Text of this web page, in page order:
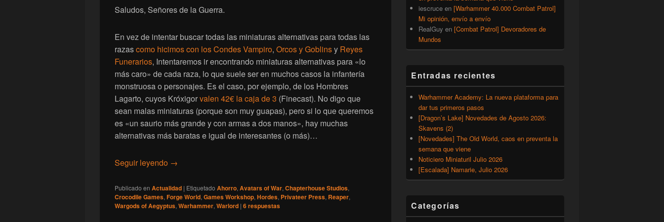
Saludos, Señores de la Guerra.
En vez de intentar buscar todas las miniaturas alternativas para todas las
razascomo hicimos con los Condes Vampiro, Orcos y Goblinsy Reyes
Funerarios, Intentaremos ir encontrando miniaturas alternativas para «lo
más caro» de cada raza, lo que suele ser en muchos casos la infantería
monstruosa o personajes. Es el caso, por ejemplo, de los Hombres
Lagarto, cuyos Króxigorvalen 42€ la caja de 3 (Finecast). No digo que
sean malas miniaturas (porque son muy guapas), pero si lo que queremos
es «un saurio más grande y con armas a dos manos», hay muchas
alternativas más baratas e igual de interesantes (o más)…
Seguir leyendo [Warhammer] Miniaturas alternativas para Kroxigors
→
Publicado en Actualidad | Etiquetado Ahorro, Avatars of War, Chapterhouse Studios,
Crocodile Games, Forge World, Games Workshop, Hordes, Privateer Press, Reaper,
Wargods of Aegyptus, Warhammer, Warlord | 6respuestas
iescruce en [Warhammer 40.000 Combat Patrol]
Mi opinión, envío a envío
RealGuy en [Combat Patrol] Devoradores de
Mundos
Entradas recientes
Warhammer Academy: La nueva plataforma para
dar tus primeros pasos
[Dragon’s Lake] Novedades de Agosto 2026:
Skavens (2)
[Novedades] The Old World, caos en preventa la
semana que viene
Noticiero Miniaturil Julio 2026
[Escalada] Namarie, Julio 2026
Categorías